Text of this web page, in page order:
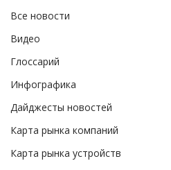
Все новости
Видео
Глоссарий
Инфографика
Дайджесты новостей
Карта рынка компаний
Карта рынка устройств